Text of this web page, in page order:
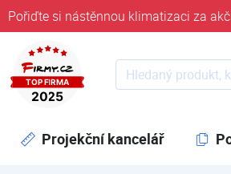
Pořiďte si nástěnnou klimatizaci za
časem 32 let
Prohledat web
Projekční kancelář